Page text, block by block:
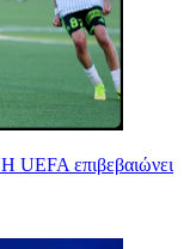
UEFA επιβεβαιώνει